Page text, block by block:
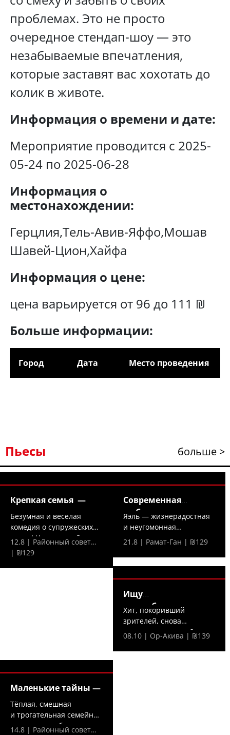
проблемах. Это не просто
очередное стендап-шоу — это
незабываемые впечатления,
которые заставят вас хохотать до
колик в животе.
Информация о времени и дате:
Мероприятие проводится с 2025-
05-24 по 2025-06-28
Информация о
местонахождении:
Герцлия,Тель-Авив-Яффо,Мошав
Шавей-Цион,Хайфа
Информация о цене:
цена варьируется от 96 до 111 ₪
Больше информации:
Город Дата Место проведения
Пьесы больше >
Крепкая семья —
Безумная и веселая
комедия о супружеских
парах! Что произойдет,...
12.8 | Районный совет…
| ₪129
Современная
любовь —
Яэль — жизнерадостная
и неугомонная
холостячка — решает,
что...
21.8 | Рамат-Ган | ₪129
Ищу
домработницу —
Хит, покоривший
зрителей, снова
на сцене — в новой,...
08.10 | Ор-Акива | ₪139
Маленькие тайны —
Тёплая, смешная
и трогательная семейная
комедия о любви,...
14.8 | Районный совет…